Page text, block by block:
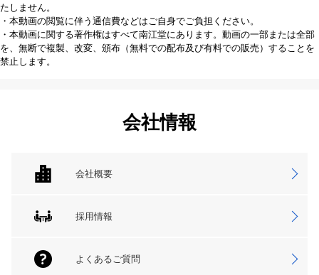
たしません。
・本動画の閲覧に伴う通信費などはご自身でご負担ください。
・本動画に関する著作権はすべて南江堂にあります。動画の一部または全部
を、無断で複製、改変、頒布（無料での配布及び有料での販売）することを
禁止します。
会社情報
会社概要
採用情報
よくあるご質問